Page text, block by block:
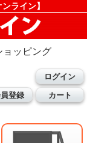
ライン】
ッピング
ログイン
登録
カート